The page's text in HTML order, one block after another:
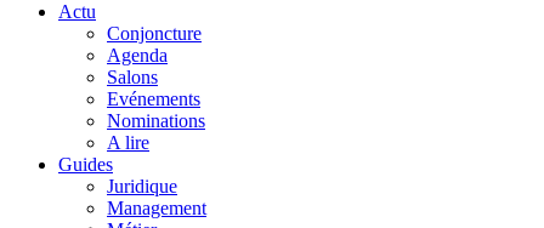
Actu
Conjoncture
Agenda
Salons
Evénements
Nominations
A lire
Guides
Juridique
Management